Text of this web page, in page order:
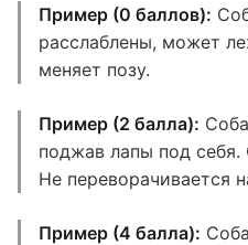
Пример (0 баллов):
расслаблены, может
меняет позу.
Пример (2 балла):
поджав лапы под себя.
Не переворачивается
Пример (4 балла):